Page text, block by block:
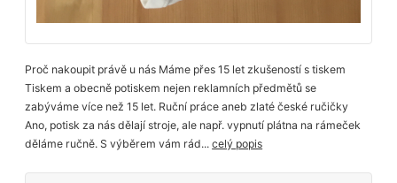
Proč nakoupit právě u nás Máme přes 15 let zkušeností s tiskem
Tiskem a obecně potiskem nejen reklamních předmětů se
zabýváme více než 15 let. Ruční práce aneb zlaté české ručičky
Ano, potisk za nás dělají stroje, ale např. vypnutí plátna na rámeček
děláme ručně. S výběrem vám rád...celý popis